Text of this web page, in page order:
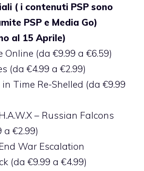
( i contenuti PSP sono
PSP e Media Go)
al 15 Aprile)
(da €9.99 a €6.59)
(da €4.99 a €2.99)
Time Re-Shelled (da €9.99
– Russian Falcons
a €2.99)
War Escalation
(da €9.99 a €4.99)